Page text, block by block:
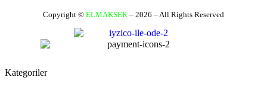
Copyright © ELMAKSER – 2026 – All Rights Reserved
Kategoriler